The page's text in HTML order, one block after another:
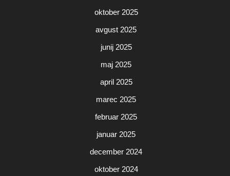
oktober 2025
avgust 2025
junij 2025
maj 2025
april 2025
marec 2025
februar 2025
januar 2025
december 2024
oktober 2024